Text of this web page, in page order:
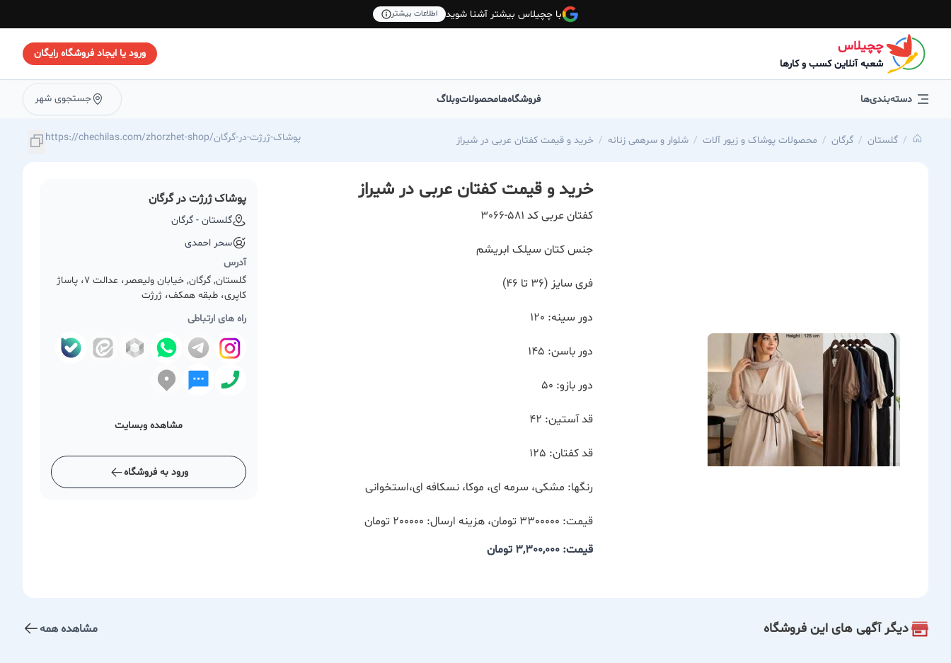
با چچیلاس بیشتر آشنا شوید اطلاعات بیشتر
چچیلاس
شعبه آنلاین کسب و کارها
ورود یا ایجاد فروشگاه رایگان
دسته‌بندی‌ها فروشگاه‌هامحصولاتوبلاگ جستجوی شهر
گلستان گرگان محصولات پوشاک و زیور آلات شلوار و سرهمی زنانه خرید و قیمت کفتان عربی در شیراز https://chechilas.com/zhorzhet-shop/پوشاک-ژرژت-در-گرگان
خرید و قیمت کفتان عربی در شیراز
کفتان عربی کد 581-3066
جنس کتان سیلک ابریشم
فری سایز (36 تا 46)
دور سینه: 120
دور باسن: 145
دور بازو: 50
قد آستین: 42
قد کفتان: 125
رنگها: مشکی، سرمه ای، موکا، نسکافه ای،استخوانی
قیمت: 3300000 تومان، هزینه ارسال: 200000 تومان
قیمت: 3,300,000
تومان
پوشاک ژرژت در گرگان
گلستان - گرگان
آدرس
گلستان, گرگان, خیابان ولیعصر، عدالت 7، پاساژ
کاپری، طبقه همکف، ژرژت
راه های ارتباطی
مشاهده وبسایت
ورود به فروشگاه
دیگر آگهی های این فروشگاه مشاهده همه